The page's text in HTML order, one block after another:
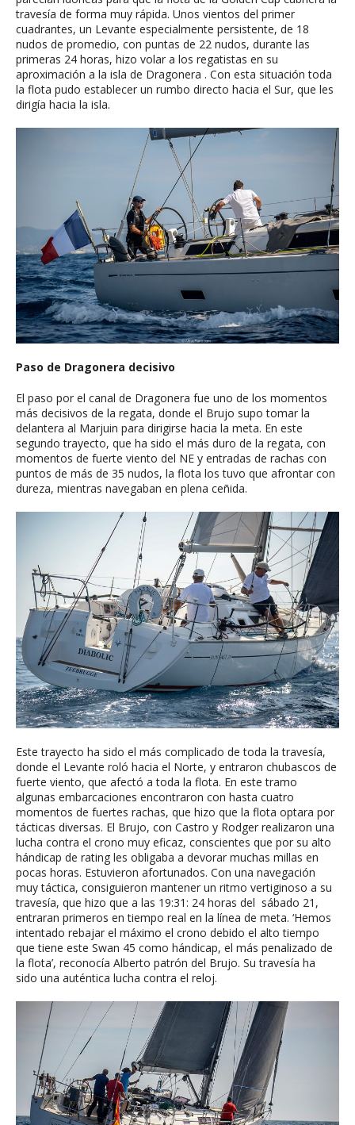
travesía de forma muy rápida. Unos vientos del primer
cuadrantes, un Levante especialmente persistente, de 18
nudos de promedio, con puntas de 22 nudos, durante las
primeras 24 horas, hizo volar a los regatistas en su
aproximación a la isla de Dragonera . Con esta situación toda
la flota pudo establecer un rumbo directo hacia el Sur, que les
dirigía hacia la isla.
Paso de Dragonera decisivo
El paso por el canal de Dragonera fue uno de los momentos
más decisivos de la regata, donde el Brujo supo tomar la
delantera al Marjuin para dirigirse hacia la meta. En este
segundo trayecto, que ha sido el más duro de la regata, con
momentos de fuerte viento del NE y entradas de rachas con
puntos de más de 35 nudos, la flota los tuvo que afrontar con
dureza, mientras navegaban en plena ceñida.
Este trayecto ha sido el más complicado de toda la travesía,
donde el Levante roló hacia el Norte, y entraron chubascos de
fuerte viento, que afectó a toda la flota. En este tramo
algunas embarcaciones encontraron con hasta cuatro
momentos de fuertes rachas, que hizo que la flota optara por
tácticas diversas. El Brujo, con Castro y Rodger realizaron una
lucha contra el crono muy eficaz, conscientes que por su alto
hándicap de rating les obligaba a devorar muchas millas en
pocas horas. Estuvieron afortunados. Con una navegación
muy táctica, consiguieron mantener un ritmo vertiginoso a su
travesía, que hizo que a las 19:31: 24 horas del sábado 21,
entraran primeros en tiempo real en la línea de meta. ‘Hemos
intentado rebajar el máximo el crono debido el alto tiempo
que tiene este Swan 45 como hándicap, el más penalizado de
la flota’, reconocía Alberto patrón del Brujo. Su travesía ha
sido una auténtica lucha contra el reloj.